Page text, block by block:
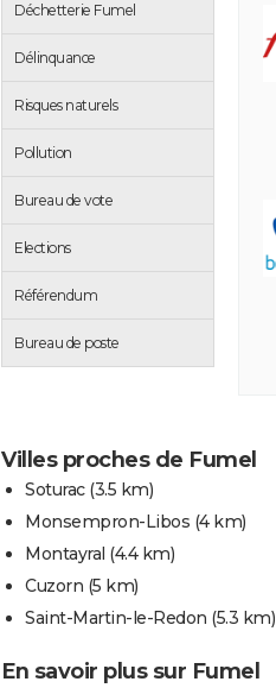
Déchetterie Fumel
Délinquance
Risques naturels
Pollution
Bureau de vote
Elections
Référendum
Bureau de poste
Villes proches de Fumel
Soturac (3.5 km)
Monsempron-Libos (4 km)
Montayral (4.4 km)
Cuzorn (5 km)
Saint-Martin-le-Redon (5.3 km)
En savoir plus sur Fumel